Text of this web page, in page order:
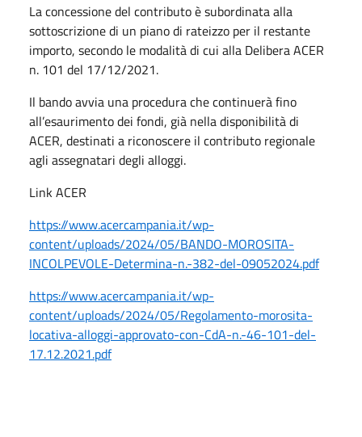
La concessione del contributo è subordinata alla
sottoscrizione di un piano di rateizzo per il restante
importo, secondo le modalità di cui alla Delibera ACER
n. 101 del 17/12/2021.
Il bando avvia una procedura che continuerà fino
all’esaurimento dei fondi, già nella disponibilità di
ACER, destinati a riconoscere il contributo regionale
agli assegnatari degli alloggi.
Link ACER
https://www.acercampania.it/wp-
content/uploads/2024/05/BANDO-MOROSITA-
INCOLPEVOLE-Determina-n.-382-del-09052024.pdf
https://www.acercampania.it/wp-
content/uploads/2024/05/Regolamento-morosita-
locativa-alloggi-approvato-con-CdA-n.-46-101-del-
17.12.2021.pdf